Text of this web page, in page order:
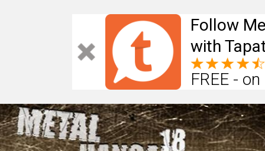
Follow
with
FREE -